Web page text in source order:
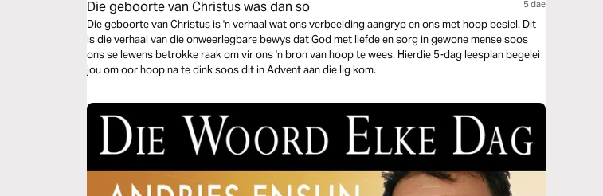
Die geboorte van Christus was dan so 5 dae
Die geboorte van Christus is 'n verhaal wat ons verbeelding aangryp en ons met hoop besiel. Dit
is die verhaal van die onweerlegbare bewys dat God met liefde en sorg in gewone mense soos
ons se lewens betrokke raak om vir ons 'n bron van hoop te wees. Hierdie 5-dag leesplan begelei
jou om oor hoop na te dink soos dit in Advent aan die lig kom.